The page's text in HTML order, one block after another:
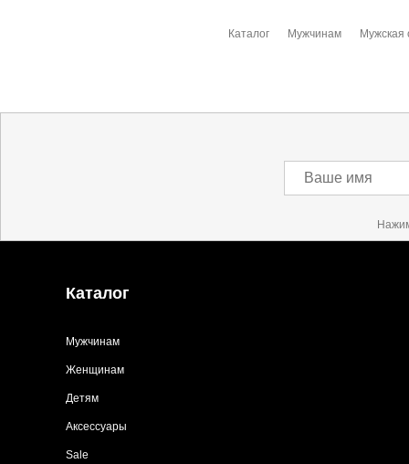
Каталог Мужчинам Мужская
Ваше имя
Каталог
Мужчинам
Женщинам
Детям
Аксессуары
Sale